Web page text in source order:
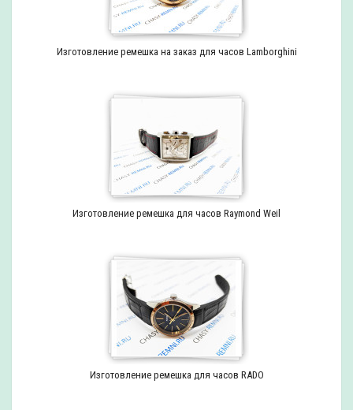
Изготовление ремешка на заказ для часов Lamborghini
Изготовление ремешка для часов Raymond Weil
Изготовление ремешка для часов RADO